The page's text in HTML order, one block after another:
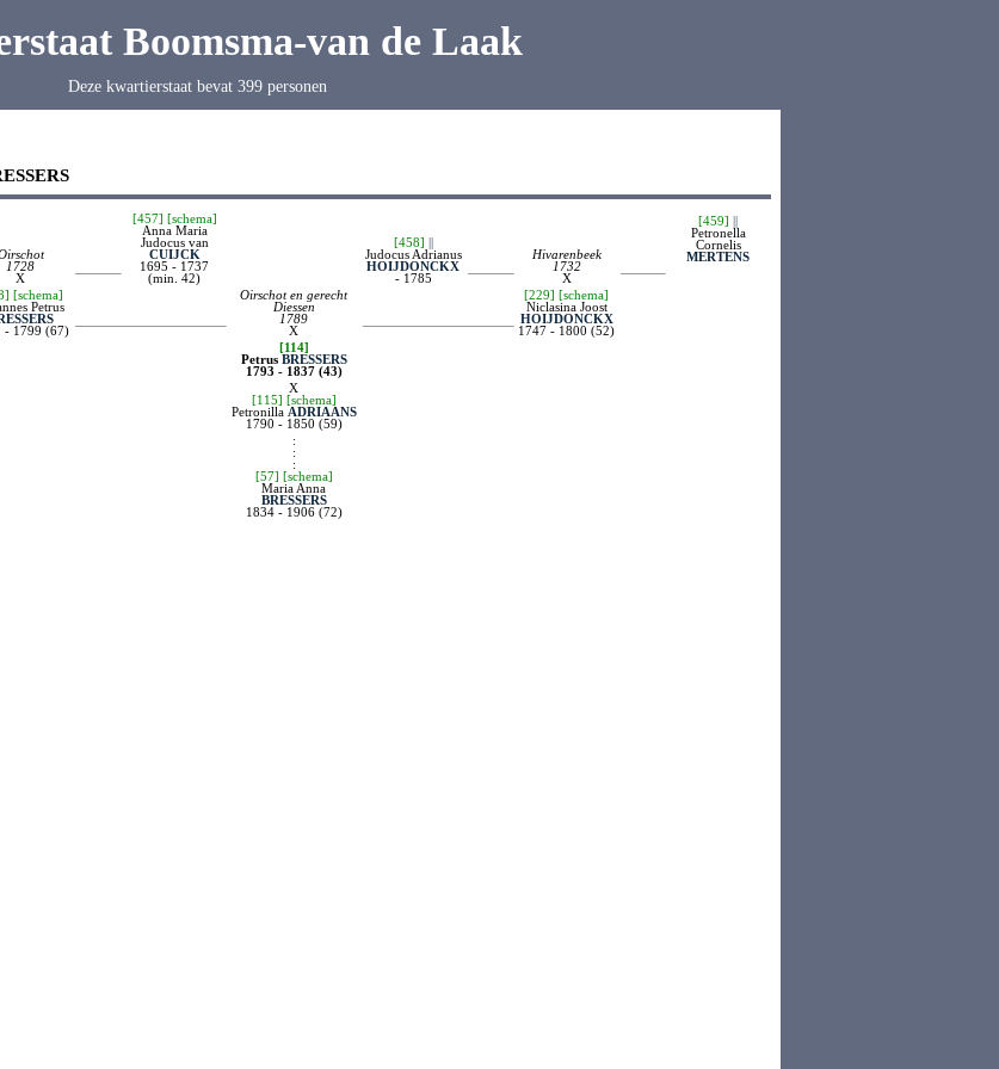
Boomsma-van de Laak
Deze kwartierstaat bevat 399 personen
1728
X
[457] [schema]
Anna Maria
Judocus van
CUIJCK
1695 - 1737
(min. 42)
[458] ||
Judocus Adrianus
HOIJDONCKX
- 1785
Hivarenbeek
1732
X
[459] ||
Petronella
Cornelis
MERTENS
[schema]
Petrus
- 1799 (67)
Oirschot en gerecht
Diessen
1789
X
[229] [schema]
Niclasina Joost
HOIJDONCKX
1747 - 1800 (52)
[114]
Petrus BRESSERS
1793 - 1837 (43)
X
[115] [schema]
Petronilla ADRIAANS
1790 - 1850 (59)
:
:
:
[57] [schema]
Maria Anna
BRESSERS
1834 - 1906 (72)